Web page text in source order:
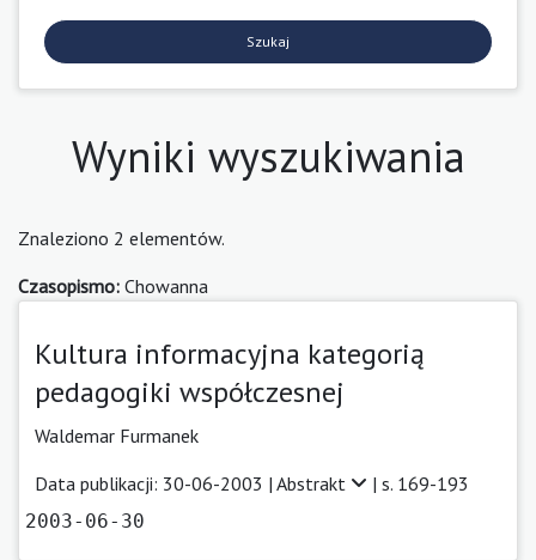
Szukaj
Wyniki wyszukiwania
Znaleziono 2 elementów.
Czasopismo: Chowanna
Kultura informacyjna kategorią
pedagogiki współczesnej
Waldemar Furmanek
Data publikacji: 30-06-2003 | Abstrakt | s. 169-193
2003-06-30